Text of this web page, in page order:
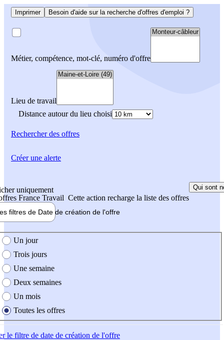
Imprimer Besoin d'aide sur la recherche d'offres d'emploi ?
Métier, compétence, mot-clé, numéro d'offre
Lieu de travail
Distance autour du lieu choisi
Rechercherdes offres
uniquement
France Travail Cette action recharge la liste des offres
Qui sont
filtres de Date de création de l'offre
création de l'offre
Un jour
Trois jours
Une semaine
Deux semaines
Un mois
Toutes les offres
le filtre de date de création de l'offre
Créer une alerte